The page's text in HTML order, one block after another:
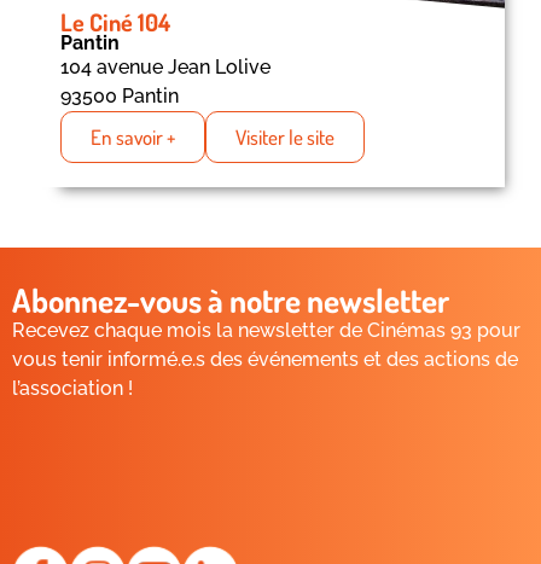
Le Ciné 104
Pantin
104 avenue Jean Lolive
93500 Pantin
En savoir + Visiter le site
Abonnez-vous à notre newsletter
Recevez chaque mois la newsletter de Cinémas 93 pour
vous tenir informé.e.s des événements et des actions de
l’association !